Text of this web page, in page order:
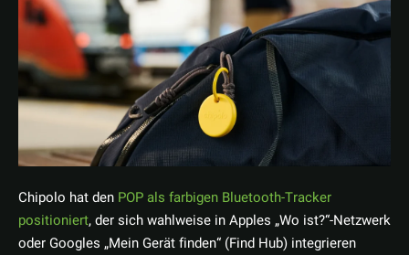
Chipolo hat den POP als farbigen Bluetooth-Tracker
positioniert, der sich wahlweise in Apples „Wo ist?“-Netzwerk
oder Googles „Mein Gerät finden“ (Find Hub) integrieren